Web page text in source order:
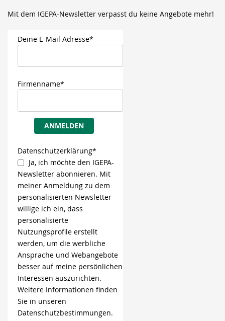
Mit dem IGEPA-Newsletter verpasst du keine Angebote mehr!
Deine E-Mail Adresse*
Firmenname*
ANMELDEN
Datenschutzerklärung*
Ja, ich möchte den IGEPA-
Newsletter abonnieren. Mit
meiner Anmeldung zu dem
personalisierten Newsletter
willige ich ein, dass
personalisierte
Nutzungsprofile erstellt
werden, um die werbliche
Ansprache und Webangebote
besser auf meine persönlichen
Interessen auszurichten.
Weitere Informationen finden
Sie in unseren
Datenschutzbestimmungen.